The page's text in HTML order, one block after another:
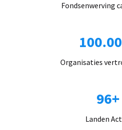
Fondsenwerving
Organisaties
96+
Landen